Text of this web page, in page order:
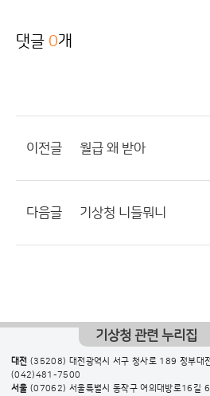
댓글 0개
이전글 월급 왜 받아
다음글 기상청 니들뭐니
기상청 관련 누리집
대전 (35208) 대전광역시 서구 청사로 189 정부대
(042)481-7500
서울 (07062) 서울특별시 동작구 여의대방로16길